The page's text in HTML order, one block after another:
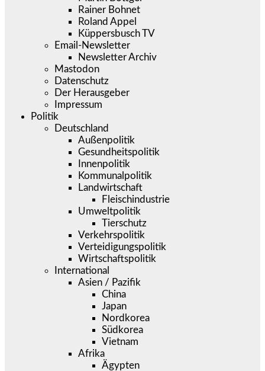
Rainer Bohnet
Roland Appel
Küppersbusch TV
Email-Newsletter
Newsletter Archiv
Mastodon
Datenschutz
Der Herausgeber
Impressum
Politik
Deutschland
Außenpolitik
Gesundheitspolitik
Innenpolitik
Kommunalpolitik
Landwirtschaft
Fleischindustrie
Umweltpolitik
Tierschutz
Verkehrspolitik
Verteidigungspolitik
Wirtschaftspolitik
International
Asien / Pazifik
China
Japan
Nordkorea
Südkorea
Vietnam
Afrika
Ägypten